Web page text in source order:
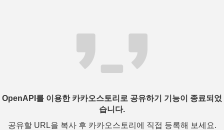
OpenAPI를 이용한 카카오스토리로 공유하기 기능이 종료되었
습니다.
공유할 URL을 복사 후 카카오스토리에 직접 등록해 보세요.